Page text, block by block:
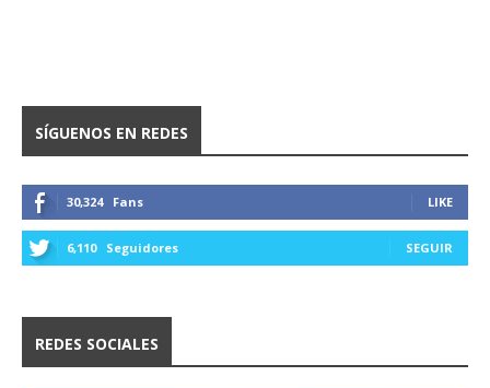
SÍGUENOS EN REDES
30,324 Fans LIKE
6,110 Seguidores SEGUIR
REDES SOCIALES